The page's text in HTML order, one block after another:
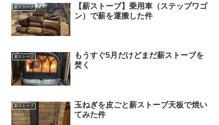
薪ストーブ
【薪ストーブ】乗用車（ステップワゴ
ン）で薪を運搬した件
薪ストーブ
もうすぐ5月だけどまだ薪ストーブを
焚く
薪ストーブ
玉ねぎを皮ごと薪ストーブ天板で焼い
てみた件